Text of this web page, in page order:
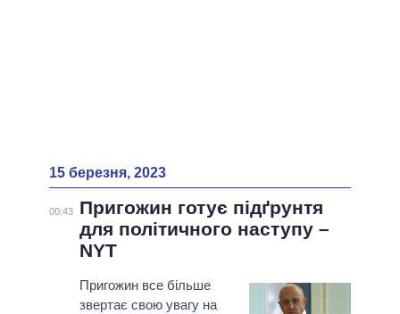
15 березня, 2023
00:43
Пригожин готує підґрунтя
для політичного наступу –
NYT
Пригожин все більше
звертає свою увагу на